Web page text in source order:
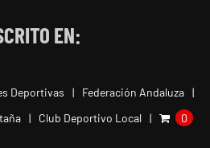
EN:
Deportivas
Federación Andaluza
Club Deportivo Local 0